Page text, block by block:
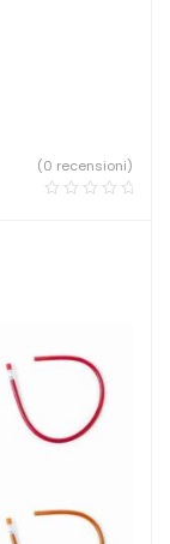
(0 recensioni)